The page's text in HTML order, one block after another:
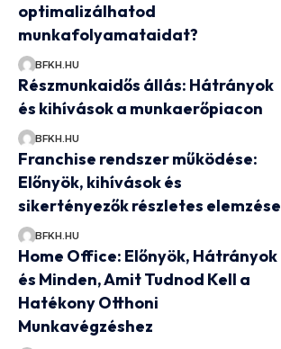
optimalizálhatod
munkafolyamataidat?
BFKH.HU
Részmunkaidős állás: Hátrányok
és kihívások a munkaerőpiacon
BFKH.HU
Franchise rendszer működése:
Előnyök, kihívások és
sikertényezők részletes elemzése
BFKH.HU
Home Office: Előnyök, Hátrányok
és Minden, Amit Tudnod Kell a
Hatékony Otthoni
Munkavégzéshez